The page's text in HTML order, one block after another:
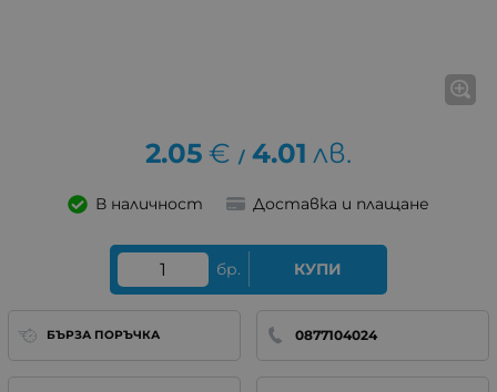
2.05 € / 4.01 лв.
В наличност Доставка и плащане
бр. КУПИ
БЪРЗА ПОРЪЧКА 0877104024